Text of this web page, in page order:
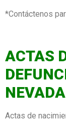
*Contáctenos
ACTAS
NEVADA
Actas de